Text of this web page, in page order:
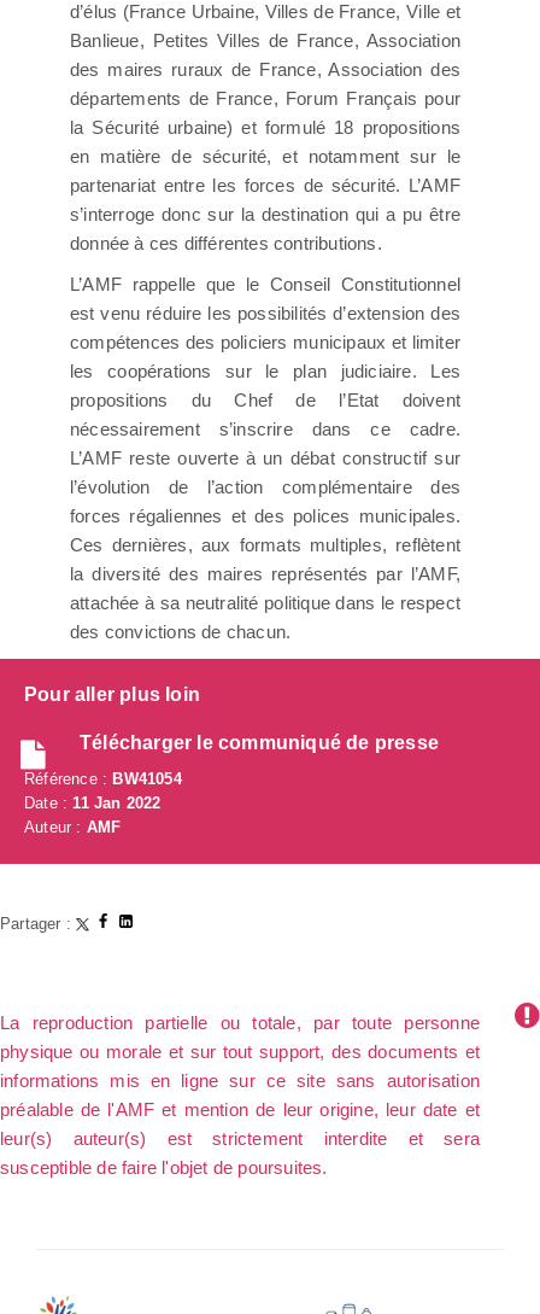
d’élus (France Urbaine, Villes de France, Ville et
Banlieue, Petites Villes de France, Association
des maires ruraux de France, Association des
départements de France, Forum Français pour
la Sécurité urbaine) et formulé 18 propositions
en matière de sécurité, et notamment sur le
partenariat entre les forces de sécurité. L’AMF
s’interroge donc sur la destination qui a pu être
donnée à ces différentes contributions.
L’AMF rappelle que le Conseil Constitutionnel
est venu réduire les possibilités d’extension des
compétences des policiers municipaux et limiter
les coopérations sur le plan judiciaire. Les
propositions du Chef de l’Etat doivent
nécessairement s’inscrire dans ce cadre.
L’AMF reste ouverte à un débat constructif sur
l’évolution de l’action complémentaire des
forces régaliennes et des polices municipales.
Ces dernières, aux formats multiples, reflètent
la diversité des maires représentés par l’AMF,
attachée à sa neutralité politique dans le respect
des convictions de chacun.
Pour aller plus loin
Télécharger le communiqué de presse
Référence : BW41054
Date :11 Jan 2022
Auteur : AMF
Partager :
La reproduction partielle ou totale, par toute personne
physique ou morale et sur tout support, des documents et
informations mis en ligne sur ce site sans autorisation
préalable de l'AMF et mention de leur origine, leur date et
leur(s) auteur(s) est strictement interdite et sera
susceptible de faire l'objet de poursuites.